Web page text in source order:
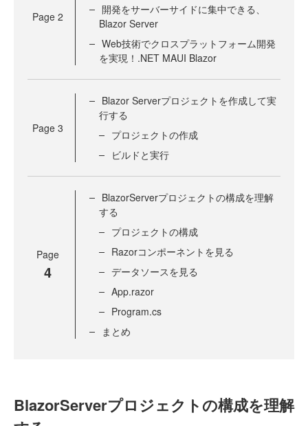
Page 2
開発をサーバーサイドに集中できる、
Blazor Server
Web技術でクロスプラットフォーム開発
を実現！.NET MAUI Blazor
Page 3
Blazor Serverプロジェクトを作成して実
行する
プロジェクトの作成
ビルドと実行
Page
4
BlazorServerプロジェクトの構成を理解
する
プロジェクトの構成
Razorコンポーネントを見る
データソースを見る
App.razor
Program.cs
まとめ
BlazorServerプロジェクトの構成を理解